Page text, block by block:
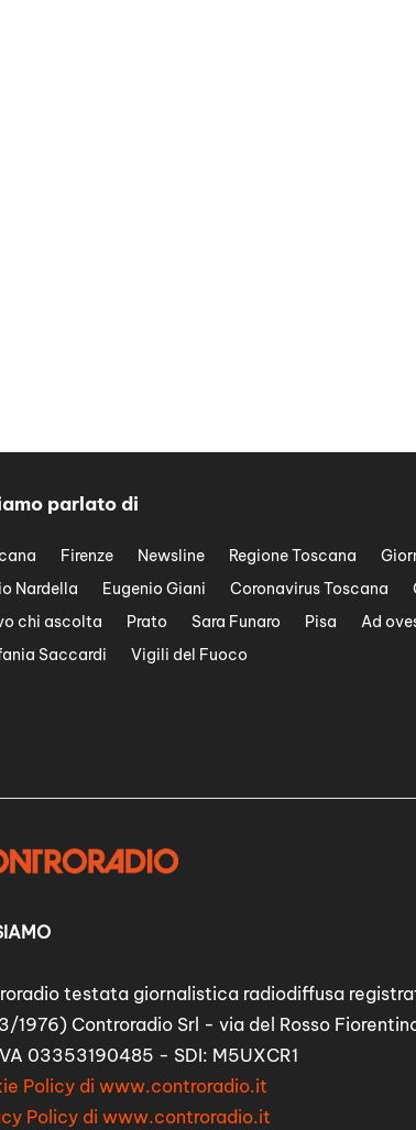
parlato di
Firenze Newsline Regione Toscana
Nardella
Eugenio Giani Coronavirus Toscana
chi ascolta
Prato Sara Funaro Pisa Ad
Saccardi
Vigili del Fuoco
testata giornalistica radiodiffusa
1976) Controradio Srl - via del Rosso
03353190485 - SDI: M5UXCR1
Policy di www.controradio.it
Policy di www.controradio.it